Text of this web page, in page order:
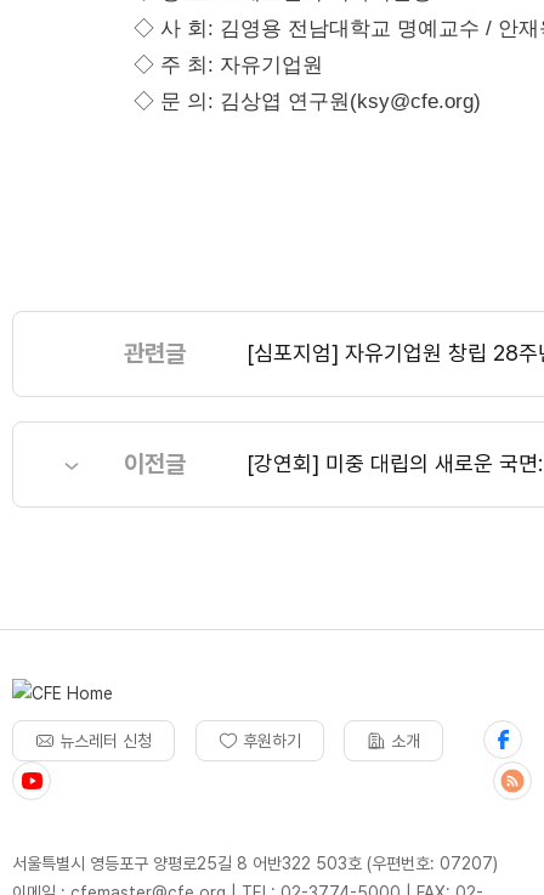
◇ 사 회: 김영용 전남대학교 명예교수 / 안
◇ 주 최: 자유기업원
◇ 문 의: 김상엽 연구원(ksy@cfe.org)
관련글 [심포지엄] 자유기업원 창립 28주
이전글 [강연회] 미중 대립의 새로운 국
뉴스레터 신청 후원하기 소개
서울특별시 영등포구 양평로25길 8 어반322 503호 (우편번호: 07207)